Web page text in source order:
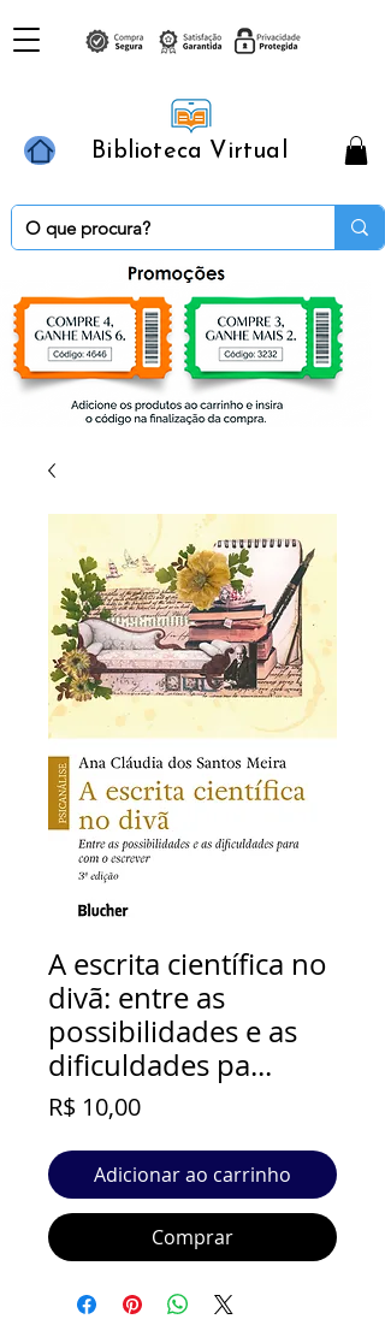
Biblioteca Virtual
A escrita científica no
divã: entre as
possibilidades e as
dificuldades pa...
R$ 10,00Preço
Adicionar ao carrinho
Comprar